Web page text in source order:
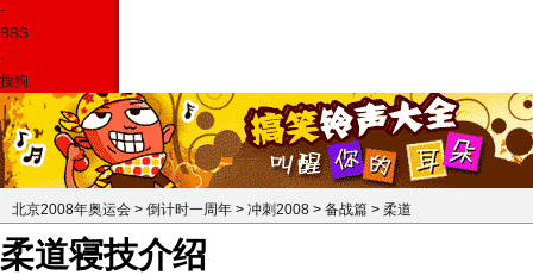
-
BBS
-
搜狗
北京2008年奥运会 > 倒计时一周年 > 冲刺2008 > 备战篇 > 柔道
柔道寝技介绍